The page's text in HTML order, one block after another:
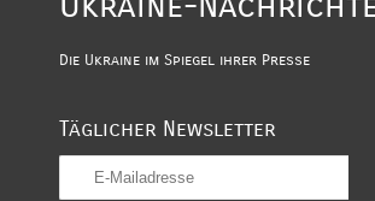
Die Ukraine im Spiegel ihrer Presse
Täglicher Newsletter